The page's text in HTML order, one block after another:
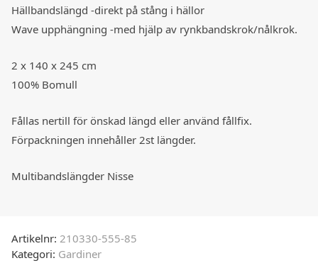
Hällbandslängd -direkt på stång i hällor
Wave upphängning -med hjälp av rynkbandskrok/nålkrok.
2 x 140 x 245 cm
100% Bomull
Fållas nertill för önskad längd eller använd fållfix.
Förpackningen innehåller 2st längder.
Multibandslängder Nisse
Artikelnr: 210330-555-85
Kategori: Gardiner